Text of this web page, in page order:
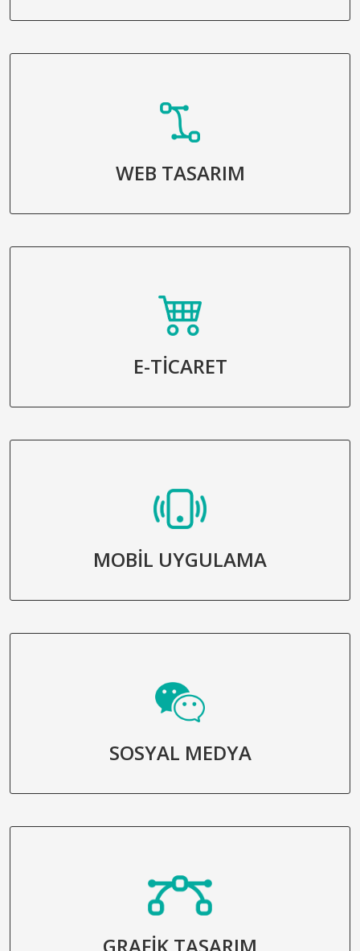
WEB TASARIM
E-TİCARET
MOBİL UYGULAMA
SOSYAL MEDYA
GRAFİK TASARIM